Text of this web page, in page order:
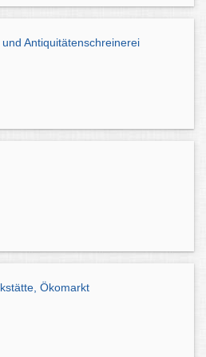
Antiquitätenschreinerei
Ökomarkt